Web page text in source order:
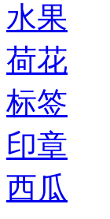
水果
荷花
标签
印章
西瓜